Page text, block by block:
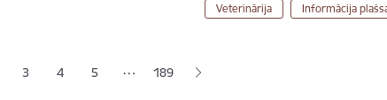
Veterinārija Informācija
lapaLapa
3 Lapa
4 Lapa
5 … 189